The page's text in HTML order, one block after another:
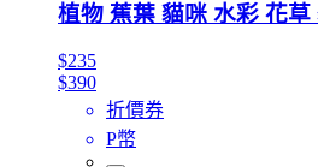
植物 蕉葉 貓咪 水彩 花草
$235
$390
折價券
P幣